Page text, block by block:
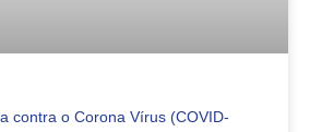
contra o Corona Vírus (COVID-